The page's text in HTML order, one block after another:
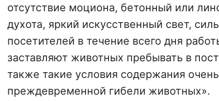
отсутствие моциона, бетонный или
духота, яркий искусственный свет,
посетителей в течение всего дня
заставляют животных пребывать в
также такие условия содержания
преждевременной гибели животных».